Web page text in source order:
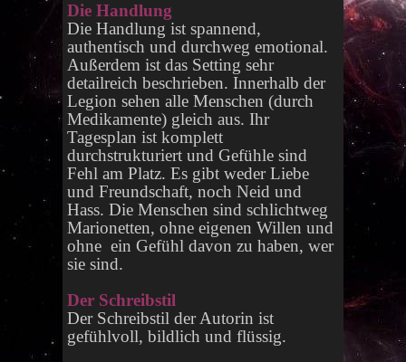
Die Handlung
Die Handlung ist spannend,
authentisch und durchweg emotional.
Außerdem ist das Setting sehr
detailreich beschrieben. Innerhalb der
Legion sehen alle Menschen (durch
Medikamente) gleich aus. Ihr
Tagesplan ist komplett
durchstrukturiert und Gefühle sind
Fehl am Platz. Es gibt weder Liebe
und Freundschaft, noch Neid und
Hass. Die Menschen sind schlichtweg
Marionetten, ohne eigenen Willen und
ohne ein Gefühl davon zu haben, wer
sie sind.
Der Schreibstil
Der Schreibstil der Autorin ist
gefühlvoll, bildlich und flüssig.